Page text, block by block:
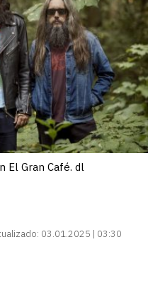
El Gran Café. dl
03.01.2025 | 03:30